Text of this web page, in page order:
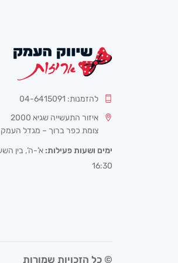
להזמנות: 04-6415091
איזור התעשייה שגיא 2000
צומת כפר ברוך – מגדל העמק
ימים ושעות פעילות:
16:30
© כל הזכויות שמורות